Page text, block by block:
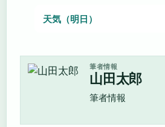
天気（明日）
筆者情報
山田太郎
筆者情報